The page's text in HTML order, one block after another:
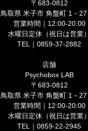
〒683-0812
鳥取県 米子市 角盤町 1－
営業時間｜12:00-20:00
水曜日定休（祝日は営業）
TEL｜0859-37-2882
店舗
Psychobox LAB
〒683-0812
鳥取県 米子市 角盤町 1－
営業時間｜12:00-20:00
水曜日定休（祝日は営業）
TEL｜0859-22-2945